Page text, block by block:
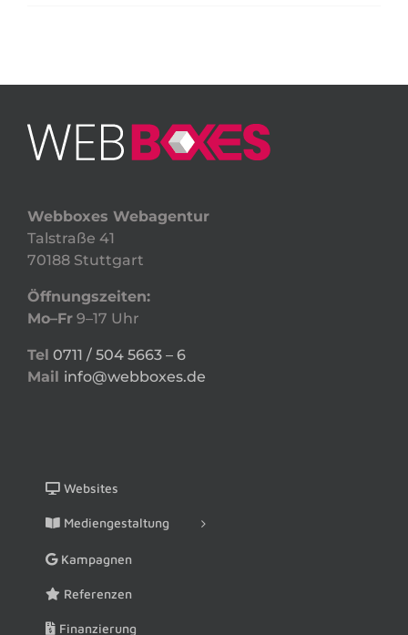
Webboxes Webagentur
Talstraße 41
70188 Stuttgart
Öffnungszeiten:
Mo–Fr 9–17 Uhr
Tel 0711 / 504 5663 – 6
Mail info@webboxes.de
Websites
Mediengestaltung
Kampagnen
Referenzen
Finanzierung